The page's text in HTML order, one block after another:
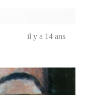
il y a 14 ans